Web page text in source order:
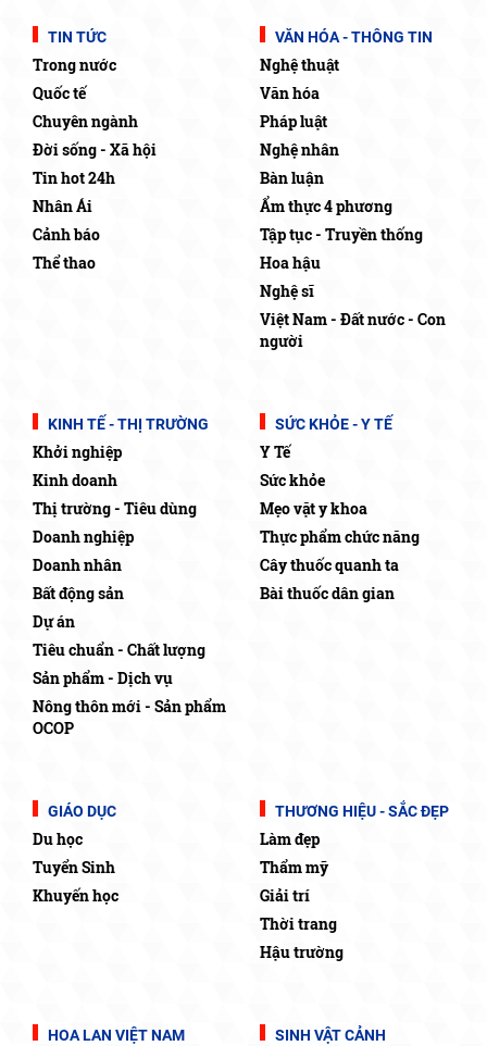
TIN TỨC
Trong nước
Quốc tế
Chuyên ngành
Đời sống - Xã hội
Tin hot 24h
Nhân Ái
Cảnh báo
Thể thao
VĂN HÓA - THÔNG TIN
Nghệ thuật
Văn hóa
Pháp luật
Nghệ nhân
Bàn luận
Ẩm thực 4 phương
Tập tục - Truyền thống
Hoa hậu
Nghệ sĩ
Việt Nam - Đất nước - Con
người
KINH TẾ - THỊ TRƯỜNG
Khởi nghiệp
Kinh doanh
Thị trường - Tiêu dùng
Doanh nghiệp
Doanh nhân
Bất động sản
Dự án
Tiêu chuẩn - Chất lượng
Sản phẩm - Dịch vụ
Nông thôn mới - Sản phẩm
OCOP
SỨC KHỎE - Y TẾ
Y Tế
Sức khỏe
Mẹo vặt y khoa
Thực phẩm chức năng
Cây thuốc quanh ta
Bài thuốc dân gian
GIÁO DỤC
Du học
Tuyển Sinh
Khuyến học
THƯƠNG HIỆU - SẮC ĐẸP
Làm đẹp
Thẩm mỹ
Giải trí
Thời trang
Hậu trường
HOA LAN VIỆT NAM SINH VẬT CẢNH